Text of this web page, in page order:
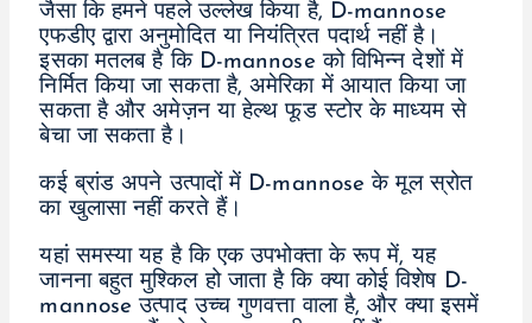
जैसा कि हमने पहले उल्लेख किया है, D-mannose
एफडीए द्वारा अनुमोदित या नियंत्रित पदार्थ नहीं है।
इसका मतलब है कि D-mannose को विभिन्न देशों में
निर्मित किया जा सकता है, अमेरिका में आयात किया जा
सकता है और अमेज़न या हेल्थ फूड स्टोर के माध्यम से
बेचा जा सकता है।
कई ब्रांड अपने उत्पादों में D-mannose के मूल स्रोत
का खुलासा नहीं करते हैं।
यहां समस्या यह है कि एक उपभोक्ता के रूप में, यह
जानना बहुत मुश्किल हो जाता है कि क्या कोई विशेष D-
mannose उत्पाद उच्च गुणवत्ता वाला है, और क्या इसमें